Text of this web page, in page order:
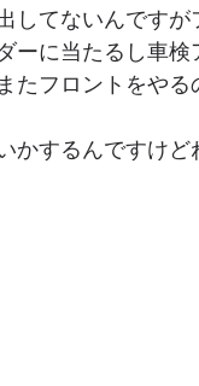
してないんです
ーに当たるし車
たフロントをやる
かするんですけど